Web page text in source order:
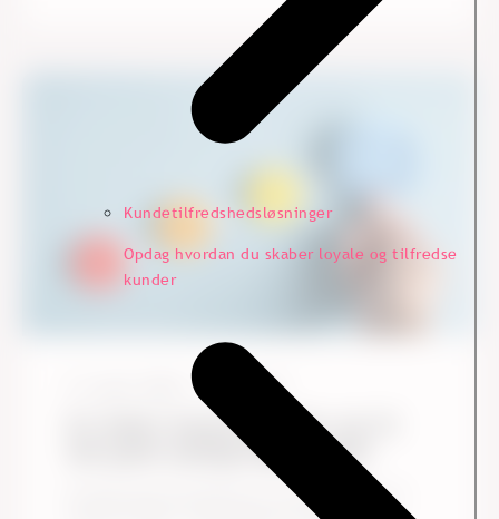
Kundetilfredshedsløsninger
Opdag hvordan du skaber loyale og tilfredse
kunder
Læsetid
En leders beretning: Min vej til
det gode opfølgningsarbejde
Da jeg tog hul på dette år, stod det klart for